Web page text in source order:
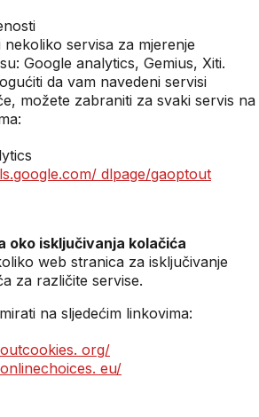
servisa za mjerenje
Google analytics, Gemius, Xiti.
da vam navedeni servisi
možete zabraniti za svaki servis na
dlpage/gaoptout
oko isključivanja kolačića
web stranica za isključivanje
za različite servise.
na sljedećim linkovima:
org/
eu/